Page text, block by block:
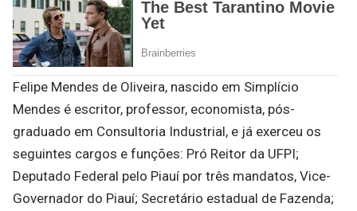
Felipe Mendes de Oliveira, nascido em Simplício
Mendes é escritor, professor, economista, pós-
graduado em Consultoria Industrial, e já exerceu os
seguintes cargos e funções: Pró Reitor da UFPI;
Deputado Federal pelo Piauí por três mandatos, Vice-
Governador do Piauí; Secretário estadual de Fazenda;